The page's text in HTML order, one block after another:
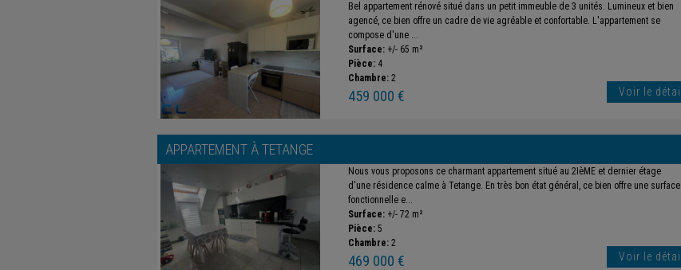
Bel appartement rénové situé dans un petit immeuble de 3 unités. Lumineux et bien
agencé, ce bien offre un cadre de vie agréable et confortable. L'appartement se
compose d'une ...
Surface: +/- 65 m²
Pièce: 4
Chambre: 2
459 000 € Voir le détail
APPARTEMENT ÀTETANGE
Nous vous proposons ce charmant appartement situé au 2IèME et dernier étage
d'une résidence calme à Tetange. En très bon état général, ce bien offre une surface
fonctionnelle e...
Surface: +/- 72 m²
Pièce: 5
Chambre: 2
469 000 € Voir le détail